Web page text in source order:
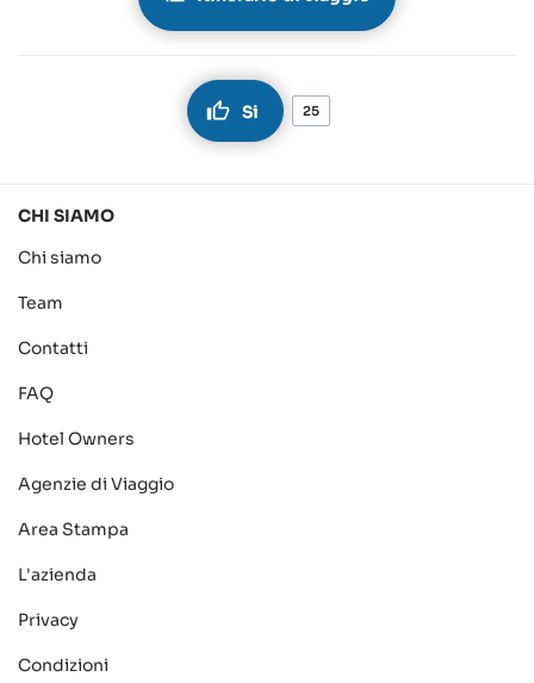
Si 25
CHI SIAMO
Chi siamo
Team
Contatti
FAQ
Hotel Owners
Agenzie di Viaggio
Area Stampa
L'azienda
Privacy
Condizioni